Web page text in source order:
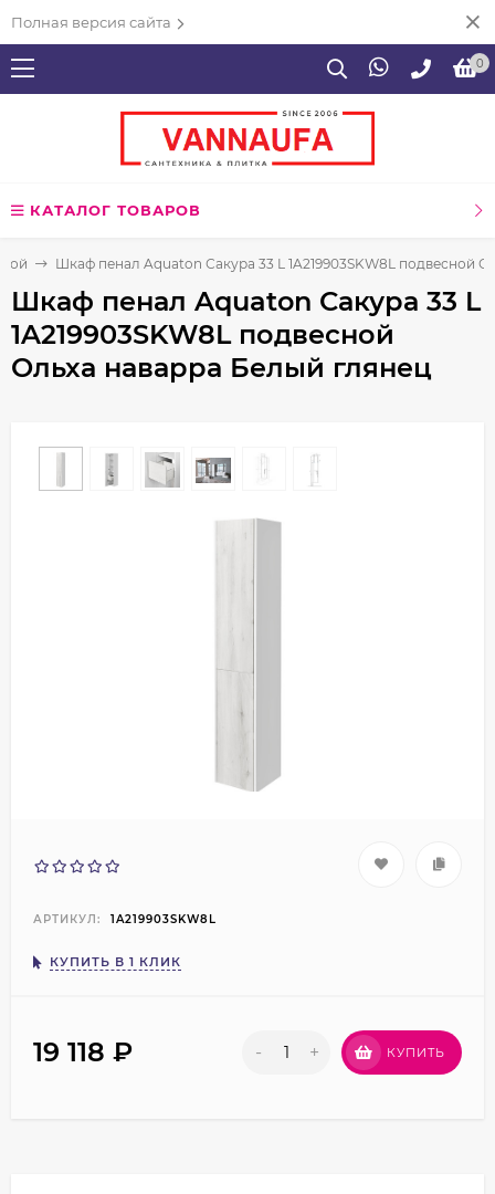
Полная версия сайта
0
КАТАЛОГ ТОВАРОВ
Шкаф пенал Aquaton Сакура 33 L 1A219903SKW8L подвесной
Шкаф пенал Aquaton Сакура 33 L
1A219903SKW8L подвесной
Ольха наварра Белый глянец
АРТИКУЛ: 1A219903SKW8L
КУПИТЬ В 1 КЛИК
19 118 ₽ - + КУПИТЬ